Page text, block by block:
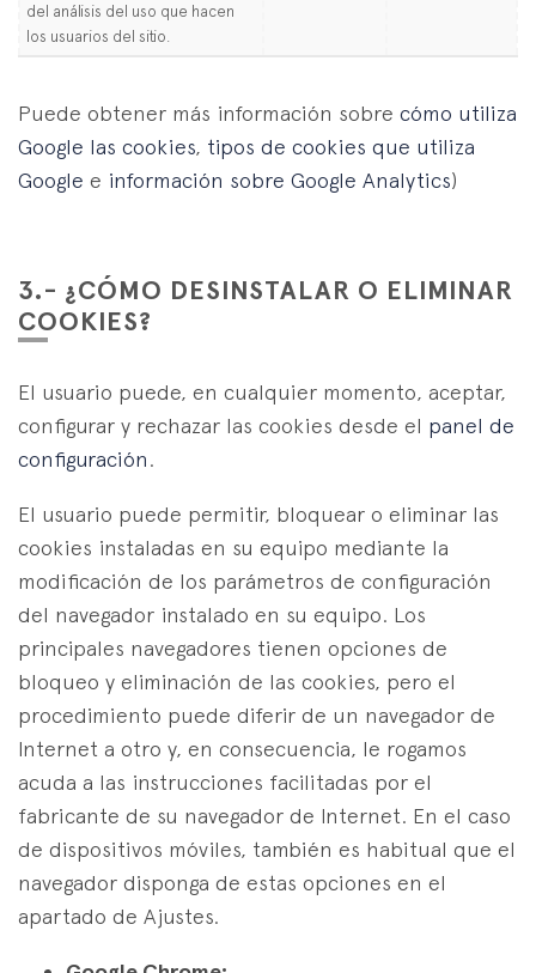
del análisis del uso que hacen
los usuarios del sitio.
Puede obtener más información sobre cómo utiliza
Google las cookies, tipos de cookies que utiliza
Google e información sobre Google Analytics)
3.- ¿CÓMO DESINSTALAR O ELIMINAR
COOKIES?
El usuario puede, en cualquier momento, aceptar,
configurar y rechazar las cookies desde el panel de
configuración.
El usuario puede permitir, bloquear o eliminar las
cookies instaladas en su equipo mediante la
modificación de los parámetros de configuración
del navegador instalado en su equipo. Los
principales navegadores tienen opciones de
bloqueo y eliminación de las cookies, pero el
procedimiento puede diferir de un navegador de
Internet a otro y, en consecuencia, le rogamos
acuda a las instrucciones facilitadas por el
fabricante de su navegador de Internet. En el caso
de dispositivos móviles, también es habitual que el
navegador disponga de estas opciones en el
apartado de Ajustes.